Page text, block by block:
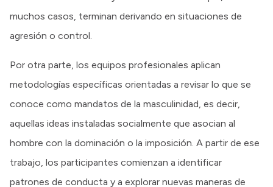
muchos casos, terminan derivando en situaciones de
agresión o control.
Por otra parte, los equipos profesionales aplican
metodologías específicas orientadas a revisar lo que se
conoce como mandatos de la masculinidad, es decir,
aquellas ideas instaladas socialmente que asocian al
hombre con la dominación o la imposición. A partir de ese
trabajo, los participantes comienzan a identificar
patrones de conducta y a explorar nuevas maneras de